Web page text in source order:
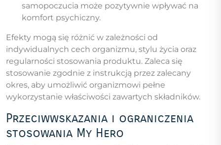
samopoczucia może pozytywnie wpływać na
komfort psychiczny.
Efekty mogą się różnić w zależności od
indywidualnych cech organizmu, stylu życia oraz
regularności stosowania produktu. Zaleca się
stosowanie zgodnie z instrukcją przez zalecany
okres, aby umożliwić organizmowi pełne
wykorzystanie właściwości zawartych składników.
Przeciwwskazania i ograniczenia
stosowania My Hero